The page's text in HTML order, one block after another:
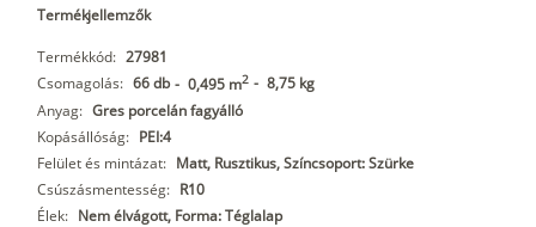
Termékjellemzők
Termékkód: 27981
Csomagolás: 66 db - 0,495 m2 - 8,75 kg
Anyag: Gres porcelán fagyálló
Kopásállóság: PEI:4
Felület és mintázat: Matt, Rusztikus, Színcsoport: Szürke
Csúszásmentesség: R10
Élek: Nem élvágott, Forma: Téglalap